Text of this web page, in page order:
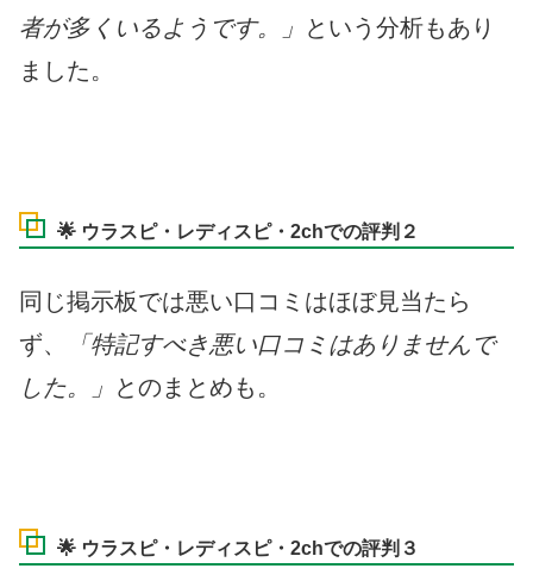
者が多くいるようです。」 という分析もあり
ました。
🌟 ウラスピ・レディスピ・2chでの評判２
同じ掲示板では悪い口コミはほぼ見当たら
ず、
「特記すべき悪い口コミはありませんで
した。」 とのまとめも。
🌟 ウラスピ・レディスピ・2chでの評判３